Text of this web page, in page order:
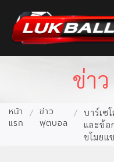
ข่า
หน้า
แรก
/ ข่าว
ฟุตบอล
/
บาร์เซ
และข้อ
ขโมยแ